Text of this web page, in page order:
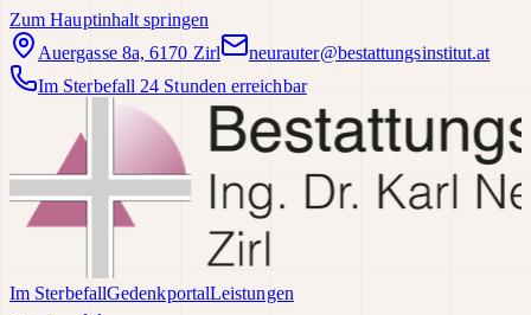
Zum Hauptinhalt springen
Auergasse 8a, 6170 Zirl
neurauter@bestattungsinstitut.at
Im Sterbefall 24 Stunden erreichbar
Im SterbefallGedenkportalLeistungen